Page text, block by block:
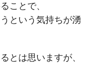
ことで、
という気持ちが湧
とは思いますが、